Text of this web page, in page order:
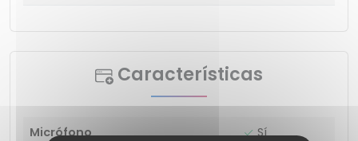
Características
Micrófono
Sí